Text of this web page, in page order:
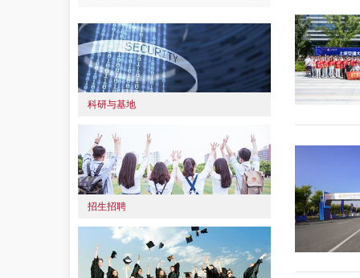
科研与基地
招生招聘